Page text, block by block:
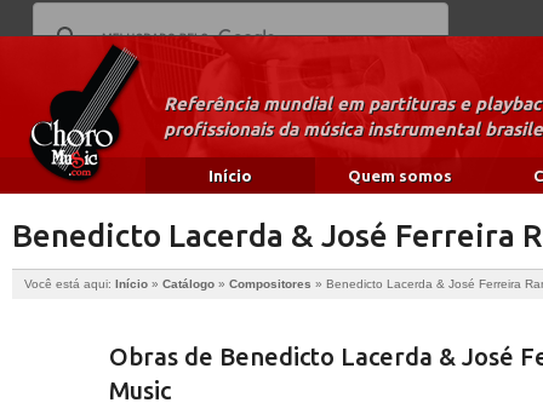
Referência mundial em partituras e
profissionais da música instrumental
Início Quem somos
Benedicto Lacerda & José Ferreira
Você está aqui: Início » Catálogo » Compositores » Benedicto Lacerda & José Ferreira
Obras de Benedicto Lacerda & José
Music